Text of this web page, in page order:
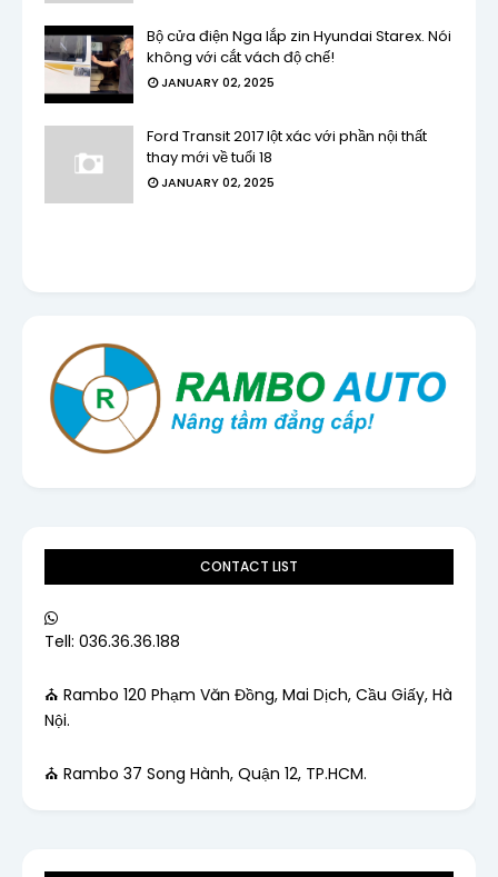
Bộ cửa điện Nga lắp zin Hyundai Starex. Nói
không với cắt vách độ chế!
JANUARY 02, 2025
Ford Transit 2017 lột xác với phần nội thất
thay mới về tuổi 18
JANUARY 02, 2025
CONTACT LIST
Tell: 036.36.36.188
⛪ Rambo 120 Phạm Văn Đồng, Mai Dịch, Cầu Giấy, Hà
Nội.
⛪ Rambo 37 Song Hành, Quận 12, TP.HCM.